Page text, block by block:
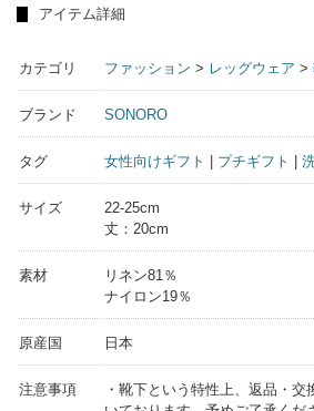
アイテム詳細
カテゴリ ファッション > レッグウェア >
ブランド SONORO
タグ 女性向けギフト プチギフト
サイズ
22-25cm
丈：20cm
素材
リネン81％
ナイロン19％
原産国 日本
注意事項
・靴下という特性上、返品・